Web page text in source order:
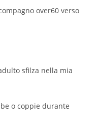
over60 verso
sfilza nella mia
o coppie durante